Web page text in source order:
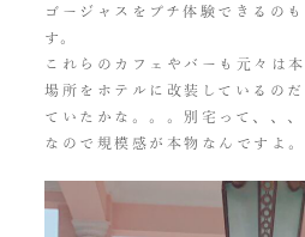
ゴージャスをプチ体験できるの
す。
これらのカフェやバーも元々は
場所をホテルに改装しているの
ていたかな。。。別宅って、、、
なので規模感が本物なんですよ。